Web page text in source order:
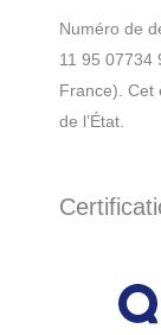
Numéro de
11 95 07734
France). Cet
de l’État.